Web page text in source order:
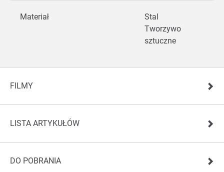
Materiał
Stal
Tworzywo
sztuczne
FILMY
LISTA ARTYKUŁÓW
DO POBRANIA